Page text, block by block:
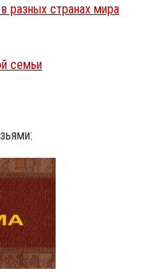
разных странах мира
семьи